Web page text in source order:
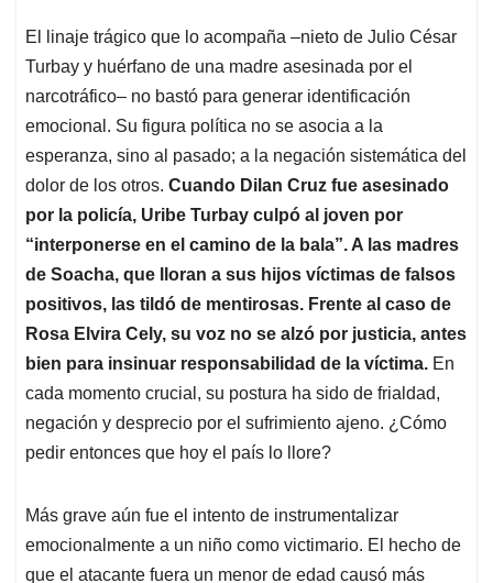
El linaje trágico que lo acompaña –nieto de Julio César
Turbay y huérfano de una madre asesinada por el
narcotráfico– no bastó para generar identificación
emocional. Su figura política no se asocia a la
esperanza, sino al pasado; a la negación sistemática del
dolor de los otros. Cuando Dilan Cruz fue asesinado
por la policía, Uribe Turbay culpó al joven por
“interponerse en el camino de la bala”. A las madres
de Soacha, que lloran a sus hijos víctimas de falsos
positivos, las tildó de mentirosas. Frente al caso de
Rosa Elvira Cely, su voz no se alzó por justicia, antes
bien para insinuar responsabilidad de la víctima. En
cada momento crucial, su postura ha sido de frialdad,
negación y desprecio por el sufrimiento ajeno. ¿Cómo
pedir entonces que hoy el país lo llore?
Más grave aún fue el intento de instrumentalizar
emocionalmente a un niño como victimario. El hecho de
que el atacante fuera un menor de edad causó más